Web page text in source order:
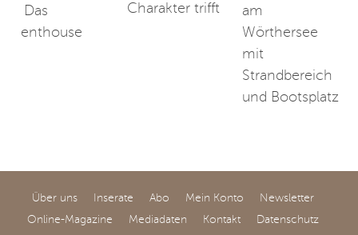
– Das
Penthouse
Charakter trifft
am
Wörthersee
mit
Strandbereich
und Bootsplatz
Über uns Inserate Abo Mein Konto
Newsletter
Online-Magazine
Mediadaten Kontakt Datenschutz